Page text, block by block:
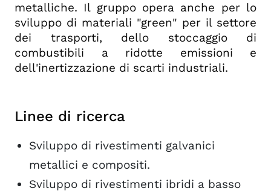
metalliche. Il gruppo opera anche per lo
sviluppo di materiali "green" per il settore
dei trasporti, dello stoccaggio di
combustibili a ridotte emissioni e
dell'inertizzazione di scarti industriali.
Linee di ricerca
Sviluppo di rivestimenti galvanici
metallici e compositi.
Sviluppo di rivestimenti ibridi a basso